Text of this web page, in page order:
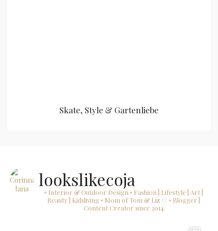
Skate, Style & Gartenliebe
lookslikecoja
▫ Interior & Outdoor Design ▫ Fashion | Lifestyle | Art |
Beauty | Kidsliving▫ Mom of Tom & Liz ♡ ▫ Blogger |
Content Creator since 2014